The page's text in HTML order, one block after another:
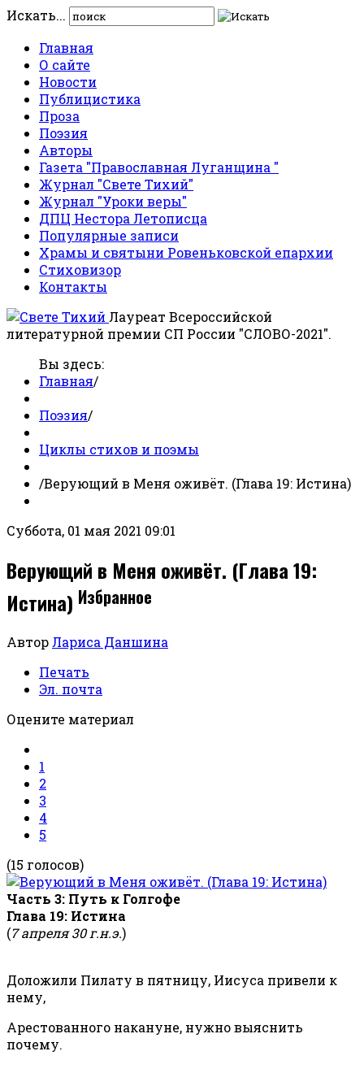
Искать...
Главная
О сайте
Новости
Публицистика
Проза
Поэзия
Авторы
Газета "Православная Луганщина "
Журнал "Свете Тихий"
Журнал "Уроки веры"
ДПЦ Нестора Летописца
Популярные записи
Храмы и святыни Ровеньковской епархии
Стиховизор
Контакты
Лауреат Всероссийской
литературной премии СП России "СЛОВО-2021".
Вы здесь:
Главная/
Поэзия/
Циклы стихов и поэмы
/Верующий в Меня оживёт. (Глава 19: Истина)
Суббота, 01 мая 2021 09:01
Верующий в Меня оживёт. (Глава 19:
Истина) Избранное
Автор Лариса Даншина
Печать
Эл. почта
Оцените материал
1
2
3
4
5
(15 голосов)
Часть 3: Путь к Голгофе
Глава 19: Истина
(7 апреля 30 г.н.э.)
Доложили Пилату в пятницу, Иисуса привели к
нему,
Арестованного накануне, нужно выяснить
почему.